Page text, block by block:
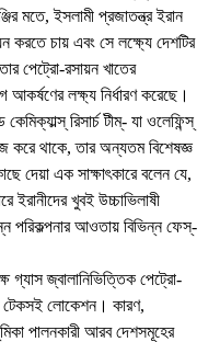
মতে, ইসলামী প্রজাতন্ত্র ইরান
করতে চায় এবং সে লক্ষ্যে দেশটির
পেট্রো-রসায়ন খাতের
আকর্ষণের লক্ষ্য নির্ধারণ করেছে।
রিসার্চ টীম্- যা ওলেফিন্স্
করে থাকে, তার অন্যতম বিশেষজ্ঞ
দেয়া এক সাক্ষাৎকারে বলেন যে,
ইরানীদের খুবই উচ্চাভিলাষী
পরিকল্পনার আওতায় বিভিন্ন ফেস্-
জ্বালানিভিত্তিক পেট্রো-
টেকসই লোকেশন। কারণ,
পালনকারী আরব দেশসমূহের